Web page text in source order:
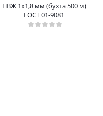
ПВЖ 1х1,8 мм (бухта 500 м)
ГОСТ 01-9081